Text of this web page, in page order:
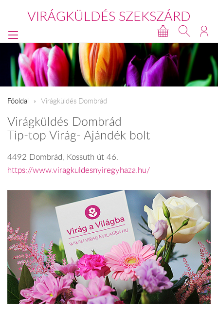
VIRÁGKÜLDÉS SZEKSZÁRD
Főoldal Virágküldés Dombrád
Virágküldés Dombrád
Tip-top Virág- Ajándék bolt
4492 Dombrád, Kossuth út 46.
https://www.viragkuldesnyiregyhaza.hu/